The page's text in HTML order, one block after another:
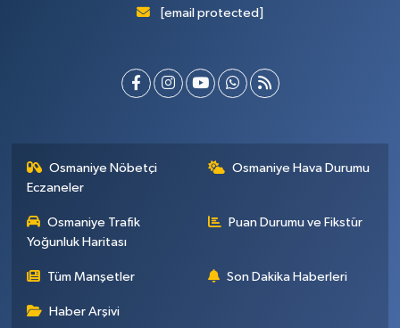
[email protected]
Osmaniye Nöbetçi
Eczaneler
Osmaniye Hava Durumu
Osmaniye Trafik
Yoğunluk Haritası
Puan Durumu ve Fikstür
Tüm Manşetler Son Dakika Haberleri
Haber Arşivi